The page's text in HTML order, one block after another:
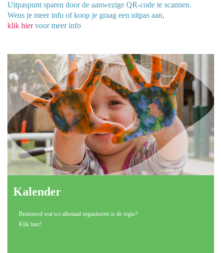
Uitpaspunt sparen door de aanwezige QR-code te scannen.
Wens je meer info of koop je graag een uitpas aan,
klik hiervoor meer info
Kalender
Benieuwd wat we allemaal organiseren is de regio?
Klik hier!